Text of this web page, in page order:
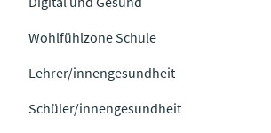
Wohlfühlzone Schule
Lehrer/innengesundheit
Schüler/innengesundheit